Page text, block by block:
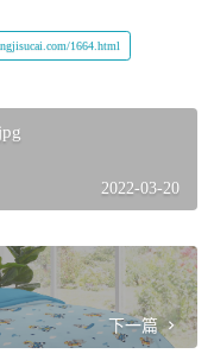
1664.html
2022-03-20
下一篇